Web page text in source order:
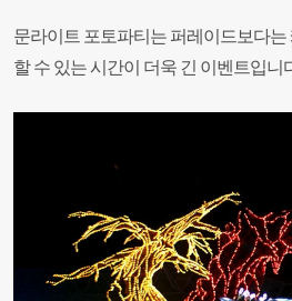
문라이트 포토파티는 퍼레이드보다는
할 수 있는 시간이 더욱 긴 이벤트입니